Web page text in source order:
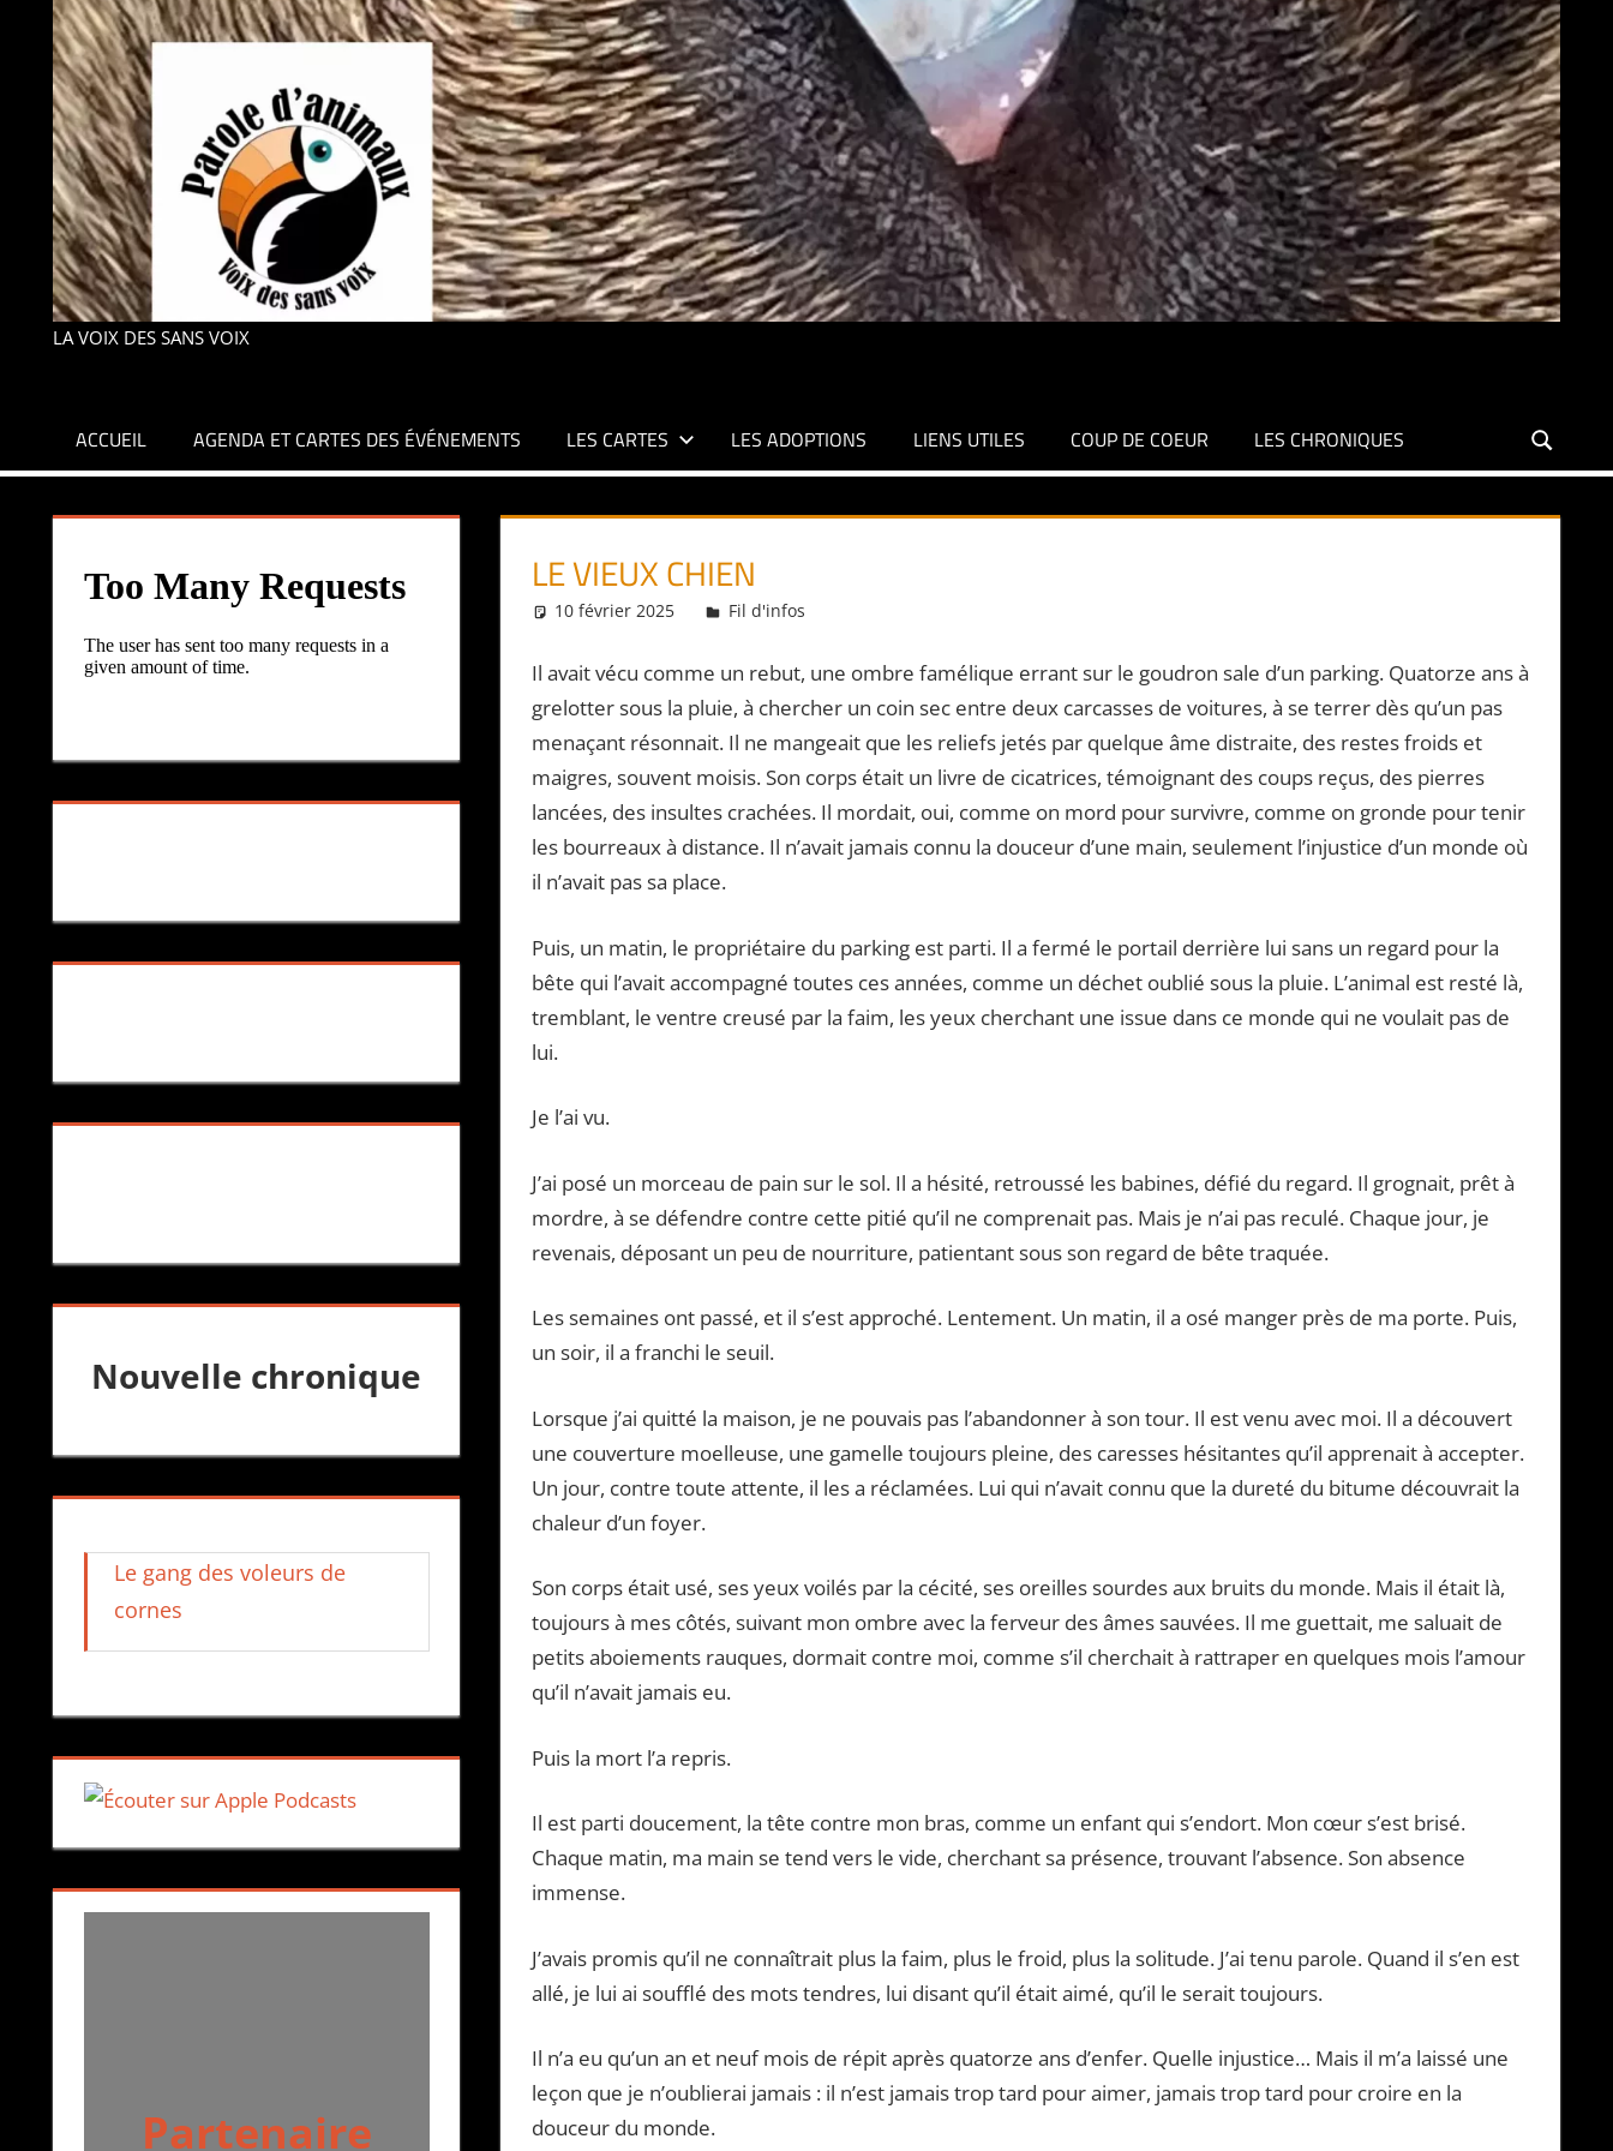
LA VOIX DES SANS VOIX
ACCUEIL AGENDA ET CARTES DES ÉVÉNEMENTS LES CARTES LES ADOPTIONS LIENS UTILES COUP DE COEUR LES CHRONIQUES
LE VIEUX CHIEN
10 février 2025 Daniel
Fil d'infos
Il avait vécu comme un rebut, une ombre famélique errant sur le goudron sale d’un parking. Quatorze ans à
grelotter sous la pluie, à chercher un coin sec entre deux carcasses de voitures, à se terrer dès qu’un pas
menaçant résonnait. Il ne mangeait que les reliefs jetés par quelque âme distraite, des restes froids et
maigres, souvent moisis. Son corps était un livre de cicatrices, témoignant des coups reçus, des pierres
lancées, des insultes crachées. Il mordait, oui, comme on mord pour survivre, comme on gronde pour tenir
les bourreaux à distance. Il n’avait jamais connu la douceur d’une main, seulement l’injustice d’un monde où
il n’avait pas sa place.
Puis, un matin, le propriétaire du parking est parti. Il a fermé le portail derrière lui sans un regard pour la
bête qui l’avait accompagné toutes ces années, comme un déchet oublié sous la pluie. L’animal est resté là,
tremblant, le ventre creusé par la faim, les yeux cherchant une issue dans ce monde qui ne voulait pas de
lui.
Je l’ai vu.
J’ai posé un morceau de pain sur le sol. Il a hésité, retroussé les babines, défié du regard. Il grognait, prêt à
mordre, à se défendre contre cette pitié qu’il ne comprenait pas. Mais je n’ai pas reculé. Chaque jour, je
revenais, déposant un peu de nourriture, patientant sous son regard de bête traquée.
Les semaines ont passé, et il s’est approché. Lentement. Un matin, il a osé manger près de ma porte. Puis,
un soir, il a franchi le seuil.
Lorsque j’ai quitté la maison, je ne pouvais pas l’abandonner à son tour. Il est venu avec moi. Il a découvert
une couverture moelleuse, une gamelle toujours pleine, des caresses hésitantes qu’il apprenait à accepter.
Un jour, contre toute attente, il les a réclamées. Lui qui n’avait connu que la dureté du bitume découvrait la
chaleur d’un foyer.
Son corps était usé, ses yeux voilés par la cécité, ses oreilles sourdes aux bruits du monde. Mais il était là,
toujours à mes côtés, suivant mon ombre avec la ferveur des âmes sauvées. Il me guettait, me saluait de
petits aboiements rauques, dormait contre moi, comme s’il cherchait à rattraper en quelques mois l’amour
qu’il n’avait jamais eu.
Puis la mort l’a repris.
Il est parti doucement, la tête contre mon bras, comme un enfant qui s’endort. Mon cœur s’est brisé.
Chaque matin, ma main se tend vers le vide, cherchant sa présence, trouvant l’absence. Son absence
immense.
J’avais promis qu’il ne connaîtrait plus la faim, plus le froid, plus la solitude. J’ai tenu parole. Quand il s’en est
allé, je lui ai soufflé des mots tendres, lui disant qu’il était aimé, qu’il le serait toujours.
Il n’a eu qu’un an et neuf mois de répit après quatorze ans d’enfer. Quelle injustice… Mais il m’a laissé une
leçon que je n’oublierai jamais : il n’est jamais trop tard pour aimer, jamais trop tard pour croire en la
douceur du monde.
Nouvelle chronique
Le gang des voleurs de
cornes
Partenaire